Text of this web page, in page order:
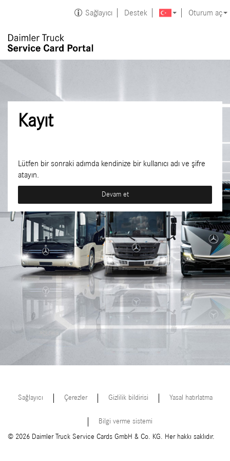
Sağlayıcı Destek Oturum aç
Kayıt
Lütfen bir sonraki adımda kendinize bir kullanıcı adı ve şifre
atayın.
Devam et
Sağlayıcı Çerezler Gizlilik bildirisi Yasal hatırlatma
Bilgi verme sistemi
© 2026 Daimler Truck Service Cards GmbH & Co. KG. Her hakkı saklıdır.